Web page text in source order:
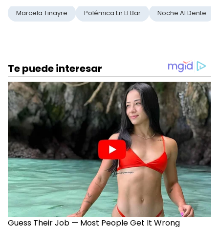
Marcela Tinayre Polémica En El Bar Noche Al Dente